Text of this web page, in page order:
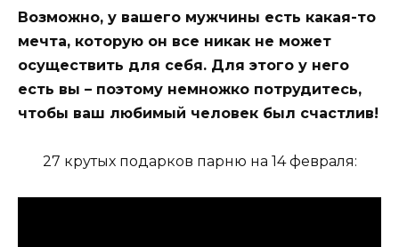
Возможно, у вашего мужчины есть какая-то
мечта, которую он все никак не может
осуществить для себя. Для этого у него
есть вы – поэтому немножко потрудитесь,
чтобы ваш любимый человек был счастлив!
27 крутых подарков парню на 14 февраля: